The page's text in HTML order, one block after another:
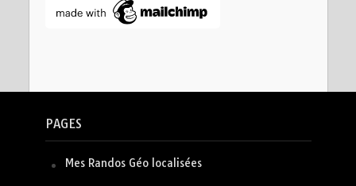
PAGES
Mes Randos Géo localisées